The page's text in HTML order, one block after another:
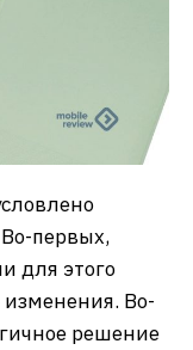
первых,
для этого
Во-
решение